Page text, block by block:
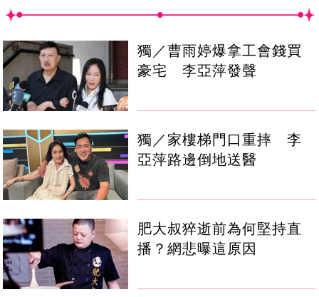
獨／曹雨婷爆拿工會錢買
豪宅 李亞萍發聲
獨／家樓梯門口重摔 李
亞萍路邊倒地送醫
肥大叔猝逝前為何堅持直
播？網悲曝這原因